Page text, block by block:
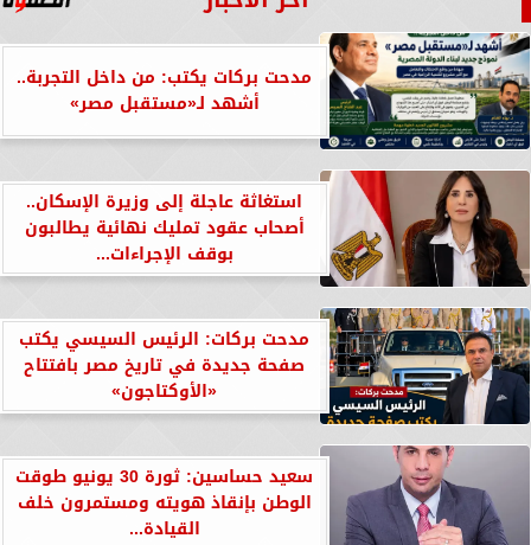
مدحت بركات يكتب: من داخل التجربة..
أشهد لـ«مستقبل مصر»
استغاثة عاجلة إلى وزيرة الإسكان..
أصحاب عقود تمليك نهائية يطالبون
بوقف الإجراءات...
مدحت بركات: الرئيس السيسي يكتب
صفحة جديدة في تاريخ مصر بافتتاح
«الأوكتاجون»
سعيد حساسين: ثورة 30 يونيو طوقت
الوطن بإنقاذ هويته ومستمرون خلف
القيادة...